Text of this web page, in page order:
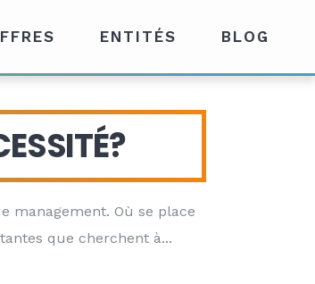
ENTITÉS BLOG
management. Où se place
que cherchent à